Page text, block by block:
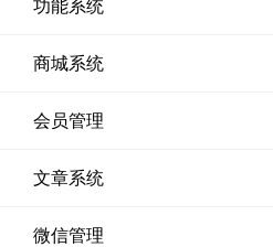
功能系统
商城系统
会员管理
文章系统
微信管理